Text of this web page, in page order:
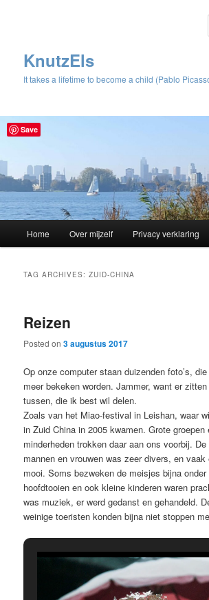
KnutzEls
It takes a lifetime to become a child (Pablo
Skip
content
Skip
content
Home Over mijzelf Privacy verklaring
TAG ARCHIVES:ZUID-CHINA
Reizen
Posted on3 augustus 2017
Op onze computer staan duizenden foto’s,
meer bekeken worden. Jammer, want er
tussen, die ik best wil delen.
Zoals van het Miao-festival in Leishan, waar
in Zuid China in 2005 kwamen. Grote groepen
minderheden trokken daar aan ons voorbij.
mannen en vrouwen was zeer divers, en vaak
mooi. Soms bezweken de meisjes bijna
hoofdtooien en ook kleine kinderen waren
was muziek, er werd gedanst en gehandeld.
weinige toeristen konden bijna niet stoppen
Save